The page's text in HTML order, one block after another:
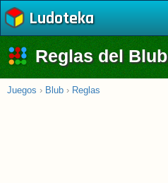
Ludoteka
Reglas del Blub
Juegos › Blub › Reglas